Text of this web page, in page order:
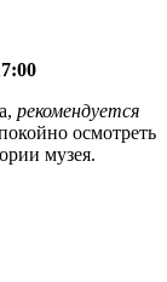
рекомендуется
осмотреть
музея.